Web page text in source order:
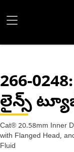
266-0248
లైన్స్
Cat® 20.58mm Inner
with Flanged Head,
Fluid